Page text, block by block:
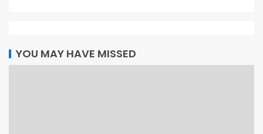
YOU MAY HAVE MISSED